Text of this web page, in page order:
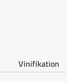
Vinifikation